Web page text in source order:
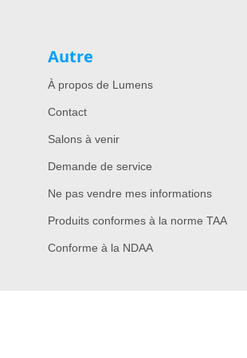
Autre
À propos de Lumens
Contact
Salons à venir
Demande de service
Ne pas vendre mes informations
Produits conformes à la norme TAA
Conforme à la NDAA